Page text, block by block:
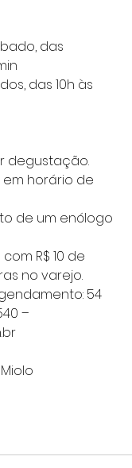
das
das 10h às
degustação.
horário de
de um enólogo
R$ 10 de
no varejo.
54
–